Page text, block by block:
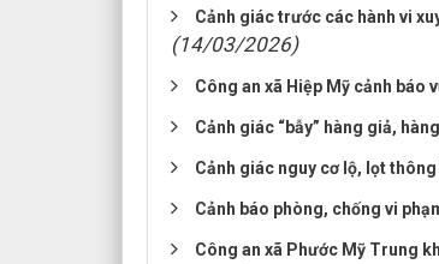
Cảnh giác trước các hành vi
(14/03/2026)
Công an xã Hiệp Mỹ cảnh báo
Cảnh giác “bẫy” hàng giả,
Cảnh giác nguy cơ lộ, lọt
Cảnh báo phòng, chống vi
Công an xã Phước Mỹ Trung